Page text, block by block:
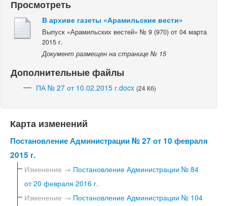
Просмотреть
В архиве газеты «Арамильские вести»
Выпуск «Арамильских вестей» № 9 (970) от 04 марта
2015 г.
Документ размещен на странице № 15
Дополнительные файлы
ПА № 27 от 10.02.2015 г.docx (24 Кб)
Карта изменений
Постановление Администрации № 27 от 10 февраля
2015 г.
Изменение → Постановление Администрации № 84
от 20 февраля 2016 г.
Изменение → Постановление Администрации № 104